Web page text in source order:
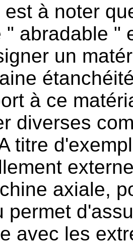
est à noter
" abradable "
un
à ce
diverses
titre
axiale,
permet
avec les